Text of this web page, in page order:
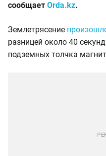
сообщает Orda.kz.
Землетрясение
разницей около 40
подземных толчка